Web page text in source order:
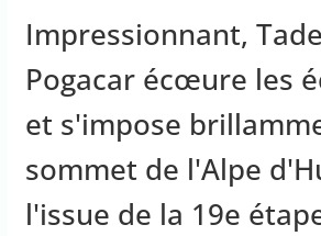
Canadair
Le maire de New
n’a pas la capacité
d’arrêter Benyamin
L’épidémie d’Ebola
plus de 1 000 décès
Ouganda
La justice dit non à
“illimitée” aux
Impressionnant,
Pogacar écœure les
et s'impose
sommet de l'Alpe
l'issue de la 19e